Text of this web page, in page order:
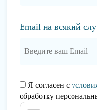
Email на всякий
Я согласен с
обработку